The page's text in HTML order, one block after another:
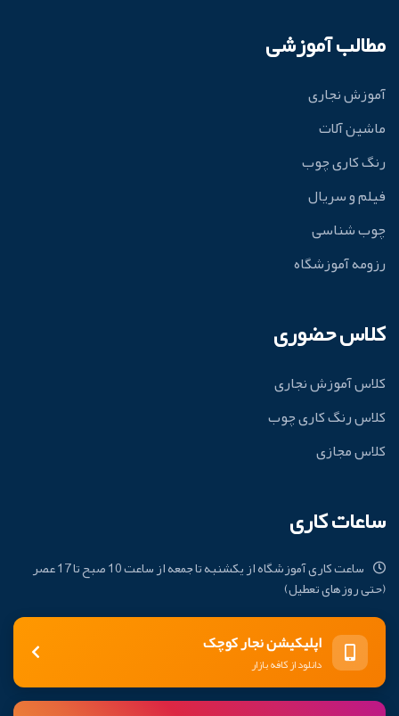
مطالب آموزشی
آموزش نجاری
ماشین آلات
رنگ کاری چوب
فیلم و سریال
چوب شناسی
رزومه آموزشگاه
کلاس حضوری
کلاس آموزش نجاری
کلاس رنگ کاری چوب
کلاس مجازی
ساعات کاری
ساعت کاری آموزشگاه از یکشنبه تا جمعه از ساعت 10 صبح تا 17 عصر
(حتی روزهای تعطیل)
اپلیکیشن نجار کوچک
دانلود از کافه بازار